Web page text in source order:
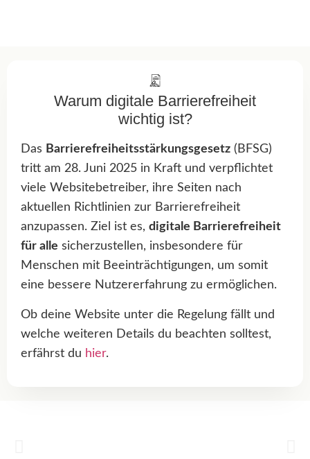
Warum digitale Barrierefreiheit
wichtig ist?
Das Barrierefreiheitsstärkungsgesetz (BFSG)
tritt am 28. Juni 2025 in Kraft und verpflichtet
viele Websitebetreiber, ihre Seiten nach
aktuellen Richtlinien zur Barrierefreiheit
anzupassen. Ziel ist es, digitale Barrierefreiheit
für alle sicherzustellen, insbesondere für
Menschen mit Beeinträchtigungen, um somit
eine bessere Nutzererfahrung zu ermöglichen.
Ob deine Website unter die Regelung fällt und
welche weiteren Details du beachten solltest,
erfährst du hier.